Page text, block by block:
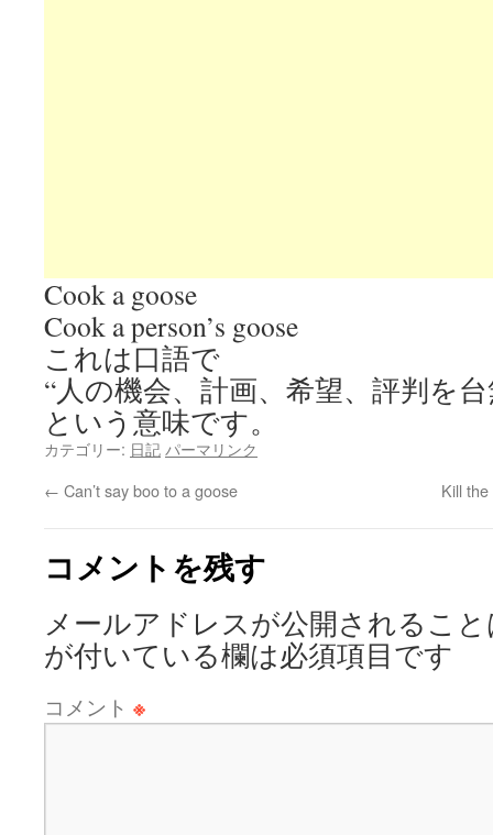
Cook a goose
Cook a person’s goose
これは口語で
“人の機会、計画、希望、評判を
という意味です。
カテゴリー: 日記 パーマリンク
← Can’t say boo to a goose Kill
コメントを残す
メールアドレスが公開されるこ
が付いている欄は必須項目です
コメント ※